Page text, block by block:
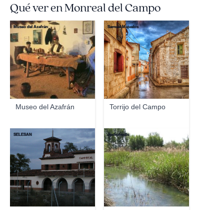
Qué ver en Monreal del Campo
Museo del Azafrán
Museo del Azafrán
Torrijo del Campo
Samuel Majuelos
SELESAN Jezhotwells